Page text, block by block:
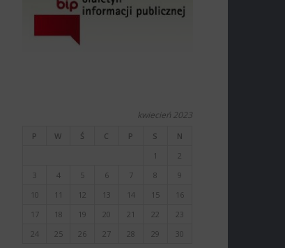
kwiecień 2023
P W Ś C P S
N
1
2
3
4 5 6 7 8
9
10
11 12 13 14 15
16
17
18 19 20 21 22
23
24
25 26 27 28 29 30